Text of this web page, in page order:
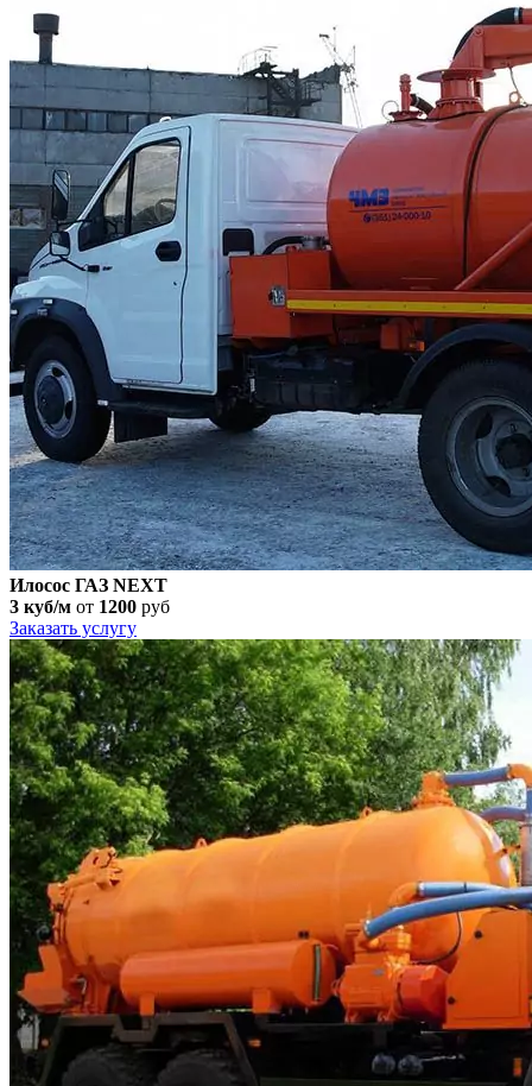
Илосос ГАЗ NEXT
3 куб/м от 1200 руб
Заказать услугу